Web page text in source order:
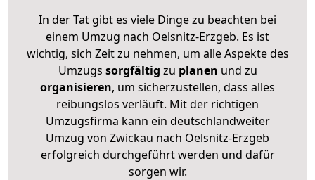
In der Tat gibt es viele Dinge zu beachten bei
einem Umzug nach Oelsnitz-Erzgeb. Es ist
wichtig, sich Zeit zu nehmen, um alle Aspekte des
Umzugs sorgfältig zu planen und zu
organisieren, um sicherzustellen, dass alles
reibungslos verläuft. Mit der richtigen
Umzugsfirma kann ein deutschlandweiter
Umzug von Zwickau nach Oelsnitz-Erzgeb
erfolgreich durchgeführt werden und dafür
sorgen wir.